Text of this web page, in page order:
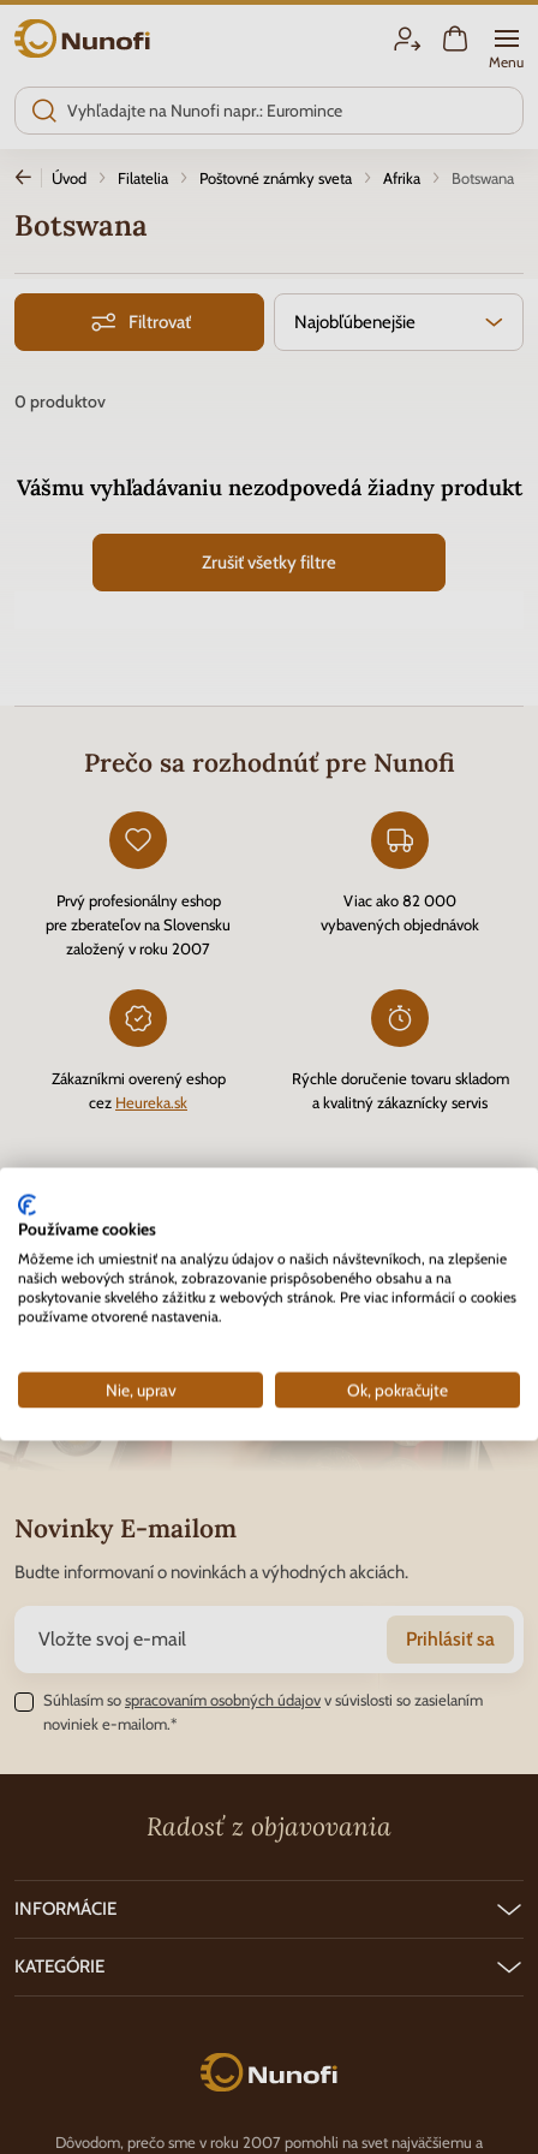
Nunofi.sk
Menu
Úvod Filatelia Poštovné známky sveta Afrika Botswana
Botswana
Filtrovať Najobľúbenejšie
0 produktov
Vášmu vyhľadávaniu nezodpovedá žiadny produkt
Zrušiť všetky filtre
Prečo sa rozhodnúť pre Nunofi
Prvý profesionálny eshop
pre zberateľov na Slovensku
založený v roku 2007
Viac ako 82 000
vybavených objednávok
Zákazníkmi overený eshop
cez Heureka.sk
Rýchle doručenie tovaru skladom
a kvalitný zákaznícky servis
Novinky E-mailom
Budte informovaní o novinkách a výhodných akciách.
Prihlásiť sa
Súhlasím sospracovaním osobných údajovv súvislosti so zasielaním
noviniek e-mailom.*
Radosť z objavovania
Nunofi.sk
Dôvodom, prečo sme v roku 2007 pomohli na svet najväčšiemu a
INFORMÁCIE
KATEGÓRIE
Používame cookies
Môžeme ich umiestniť na analýzu údajov o našich návštevníkoch, na zlepšenie
našich webových stránok, zobrazovanie prispôsobeného obsahu a na
poskytovanie skvelého zážitku z webových stránok. Pre viac informácií o cookies
používame otvorené nastavenia.
Nie, uprav Ok, pokračujte